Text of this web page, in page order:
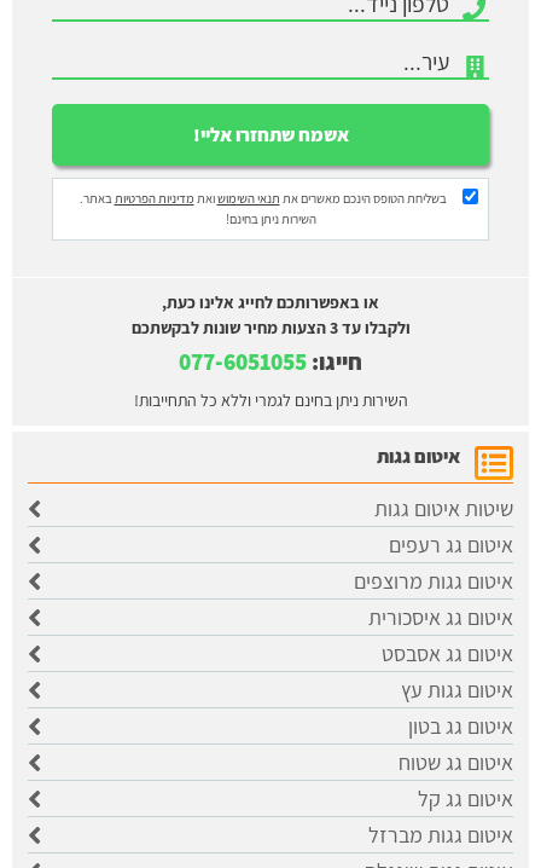
בשליחת הטופס הינכם מאשרים את תנאי השימושואת מדיניות הפרטיותבאתר.
השירות ניתן בחינם!
או באפשרותכם לחייג אלינו כעת,
ולקבלו עד 3 הצעות מחיר שונות לבקשתכם
חייגו:
השירות ניתן בחינם לגמרי וללא כל התחייבות!
איטום גגות
שיטות איטום גגות
איטום גג רעפים
איטום גגות מרוצפים
איטום גג איסכורית
איטום גג אסבסט
איטום גגות עץ
איטום גג בטון
איטום גג שטוח
איטום גג קל
איטום גגות מברזל